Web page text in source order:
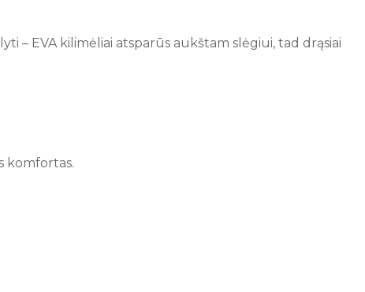
– EVA kilimėliai atsparūs aukštam slėgiui, tad drąsiai
komfortas.